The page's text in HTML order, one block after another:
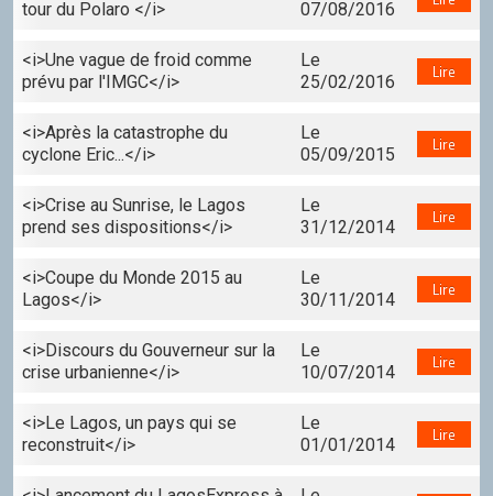
tour du Polaro </i> 07/08/2016
<i>Une vague de froid comme
prévu par l'IMGC</i>
Le
25/02/2016
Lire
<i>Après la catastrophe du
cyclone Eric...</i>
Le
05/09/2015
Lire
<i>Crise au Sunrise, le Lagos
prend ses dispositions</i>
Le
31/12/2014
Lire
<i>Coupe du Monde 2015 au
Lagos</i>
Le
30/11/2014
Lire
<i>Discours du Gouverneur sur la
crise urbanienne</i>
Le
10/07/2014
Lire
<i>Le Lagos, un pays qui se
reconstruit</i>
Le
01/01/2014
Lire